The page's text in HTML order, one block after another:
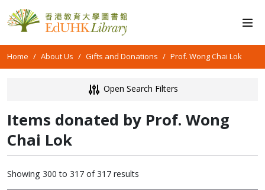
Home About Us Gifts and Donations Prof. Wong Chai Lok
Open Search Filters
Items donated by Prof. Wong
Chai Lok
Showing 300 to 317 of 317 results